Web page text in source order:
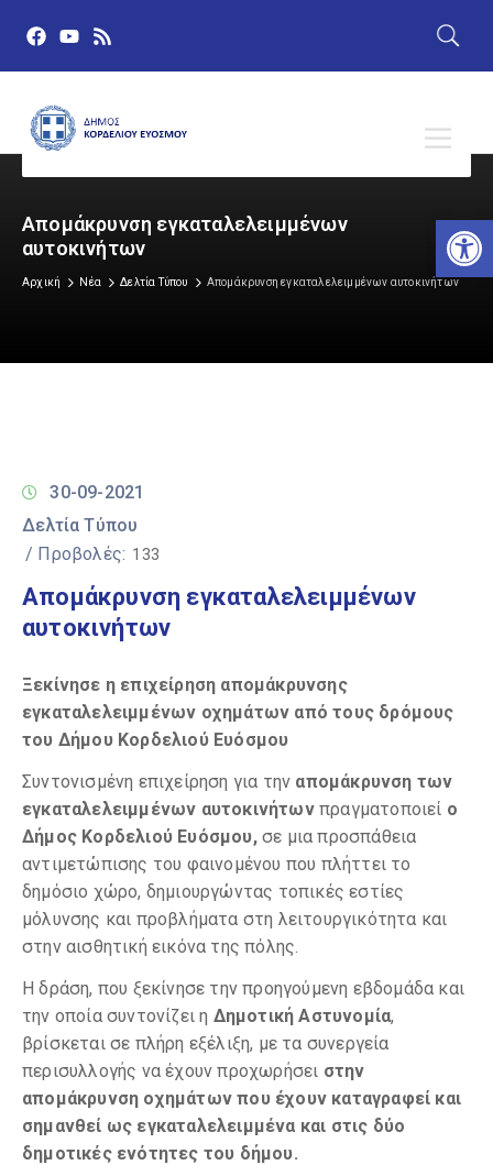
Απομάκρυνση εγκαταλελειμμένων
αυτοκινήτων
Αρχική Νέα Δελτία Τύπου Απομάκρυνση εγκαταλελειμμένων αυτοκινήτων
30-09-2021
Δελτία Τύπου
/ Προβολές: 133
Απομάκρυνση εγκαταλελειμμένων
αυτοκινήτων
Ξεκίνησε η επιχείρηση απομάκρυνσης
εγκαταλελειμμένων οχημάτων από τους δρόμους
του Δήμου Κορδελιού Ευόσμου
Συντονισμένη επιχείρηση για την απομάκρυνση των
εγκαταλελειμμένων αυτοκινήτων πραγματοποιεί ο
Δήμος Κορδελιού Ευόσμου,σε μια προσπάθεια
αντιμετώπισης του φαινομένου που πλήττει το
δημόσιο χώρο, δημιουργώντας τοπικές εστίες
μόλυνσης και προβλήματα στη λειτουργικότητα και
στην αισθητική εικόνα της πόλης.
Η δράση, που ξεκίνησε την προηγούμενη εβδομάδα και
την οποία συντονίζει η Δημοτική Αστυνομία,
βρίσκεται σε πλήρη εξέλιξη, με τα συνεργεία
περισυλλογής να έχουν προχωρήσει στην
απομάκρυνση οχημάτων που έχουν καταγραφεί και
σημανθεί ως εγκαταλελειμμένα και στις δύο
δημοτικές ενότητες του δήμου.